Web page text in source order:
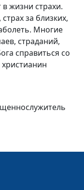
Синицына,
Половинко,
Синицына,
Половинко,
Половинко,
Половинко,
жизни страхи.
за близких,
Многие
страданий,
справиться со